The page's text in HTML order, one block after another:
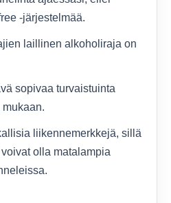
-järjestelmää.
laillinen alkoholiraja on
sopivaa turvaistuinta
liikennemerkkejä, sillä
olla matalampia